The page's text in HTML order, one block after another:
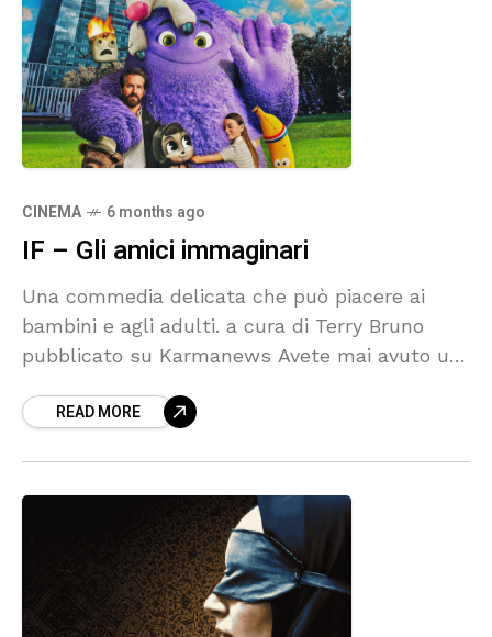
CINEMA 6 months ago
IF – Gli amici immaginari
Una commedia delicata che può piacere ai
bambini e agli adulti. a cura di Terry Bruno
pubblicato su Karmanews Avete mai avuto un
incontrarlo di
READ MORE